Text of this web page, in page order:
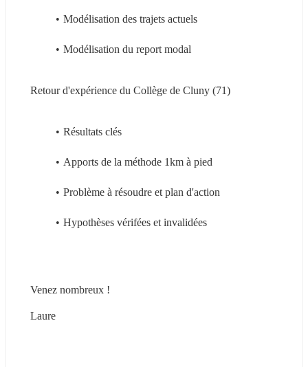
Modélisation des trajets actuels
Modélisation du report modal
Retour d'expérience du Collège de Cluny (71)
Résultats clés
Apports de la méthode 1km à pied
Problème à résoudre et plan d'action
Hypothèses vérifées et invalidées
Venez nombreux !
Laure